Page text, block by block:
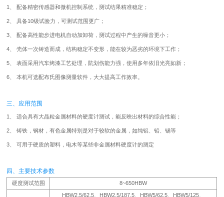
1、 配备精密传感器和微机控制系统，测试结果精准稳定；
2、 具备10级试验力，可测试范围更广；
3、 配备高性能步进电机自动加卸荷，测试过程中产生的噪音更小；
4、 壳体一次铸造而成，结构稳定不变形，能在较为恶劣的环境下工作；
5、 表面采用汽车烤漆工艺处理，阬划伤能力强，使用多年依旧光亮如新；
6、 本机可选配布氏图像测量软件，大大提高工作效率。
三、应用范围
1、 适合具有大晶粒金属材料的硬度计测试，能反映出材料的综合性能；
2、 铸铁，钢材，有色金属特别是对于较软的金属，如纯铝、铅、锡等
3、 可用于硬质的塑料，电木等某些非金属材料硬度计的测定
四、主要技术参数
硬度测试范围 8~650HBW
HBW2.5/62.5、HBW2.5/187.5、HBW5/62.5、HBW5/125、